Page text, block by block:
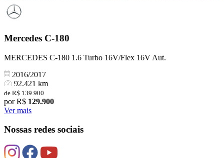
Mercedes C-180
MERCEDES C-180 1.6 Turbo 16V/Flex 16V Aut.
2016/2017
92.421 km
de R$ 139.900
por R$ 129.900
Ver mais
Nossas redes sociais